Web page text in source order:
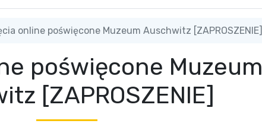
online poświęcone Muzeum Auschwitz [ZAPROSZENIE]
poświęcone Muzeum
[ZAPROSZENIE]